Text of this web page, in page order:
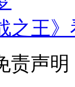
之王
责声明